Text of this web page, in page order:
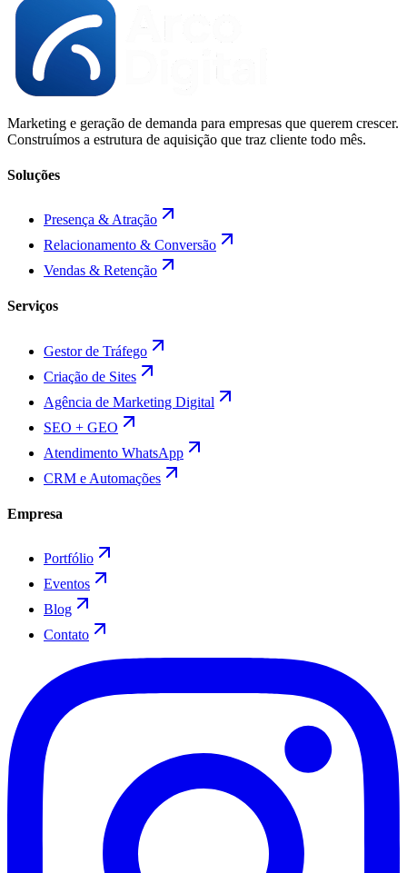
Marketing e geração de demanda para empresas que querem crescer.
Construímos a estrutura de aquisição que traz cliente todo mês.
Soluções
Presença & Atração
Relacionamento & Conversão
Vendas & Retenção
Serviços
Gestor de Tráfego
Criação de Sites
Agência de Marketing Digital
SEO + GEO
Atendimento WhatsApp
CRM e Automações
Empresa
Portfólio
Eventos
Blog
Contato